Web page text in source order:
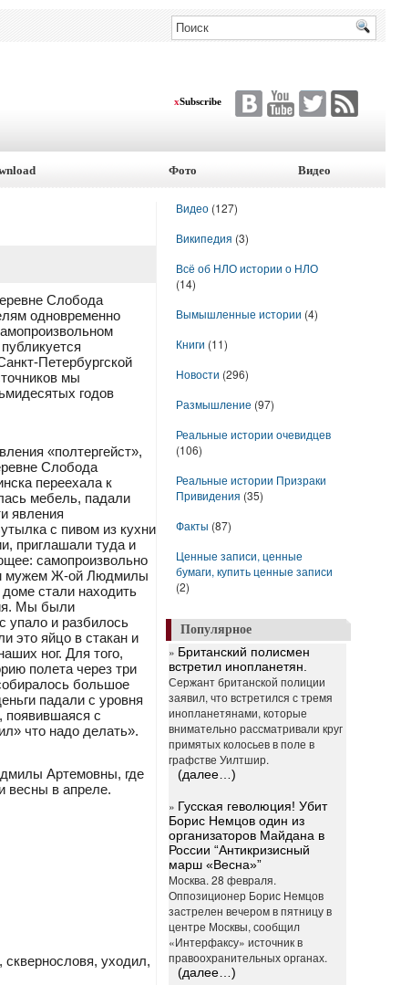
xSubscribe
Фото Видео
Слобода
одновременно
Петербургской
мы
годов
«полтергейст»,
Слобода
переехала к
мебель, падали
явления
с пивом из кухни
приглашали туда и
самопроизвольно
мужем Ж-ой Людмилы
стали находить
Мы были
упало и разбилось
это яйцо в стакан и
ног. Для того,
полета через три
большое
падали с уровня
появившаяся с
что надо делать».
Артемовны, где
весны в апреле.
уходил,
Видео (127)
Википедия (3)
Всё об НЛО истории о НЛО
(14)
Вымышленные истории (4)
Книги (11)
Новости (296)
Размышление (97)
Реальные истории очевидцев
(106)
Реальные истории Призраки
Привидения (35)
Факты (87)
Ценные записи, ценные
бумаги, купить ценные записи
(2)
Популярное
» Британский полисмен
встретил инопланетян.
Сержант британской полиции
заявил, что встретился с тремя
инопланетянами, которые
внимательно рассматривали круг
примятых колосьев в поле в
графстве Уилтшир.
(далее…)
» Гусская геволюция! Убит
Борис Немцов один из
организаторов Майдана в
России “Антикризисный
марш «Весна»”
Москва. 28 февраля.
Оппозиционер Борис Немцов
застрелен вечером в пятницу в
центре Москвы, сообщил
«Интерфаксу» источник в
правоохранительных органах.
(далее…)